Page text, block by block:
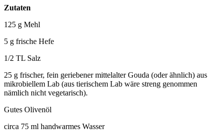
Zutaten
125 g Mehl
5 g frische Hefe
1/2 TL Salz
25 g frischer, fein geriebener mittelalter Gouda (oder ähnlich) aus
mikrobiellem Lab (aus tierischem Lab wäre streng genommen
nämlich nicht vegetarisch).
Gutes Olivenöl
circa 75 ml handwarmes Wasser